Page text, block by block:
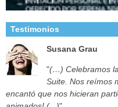
Testimonios
Susana Grau
"(…) Celebramos
Suite. Nos reímos
encantó que nos hicieran